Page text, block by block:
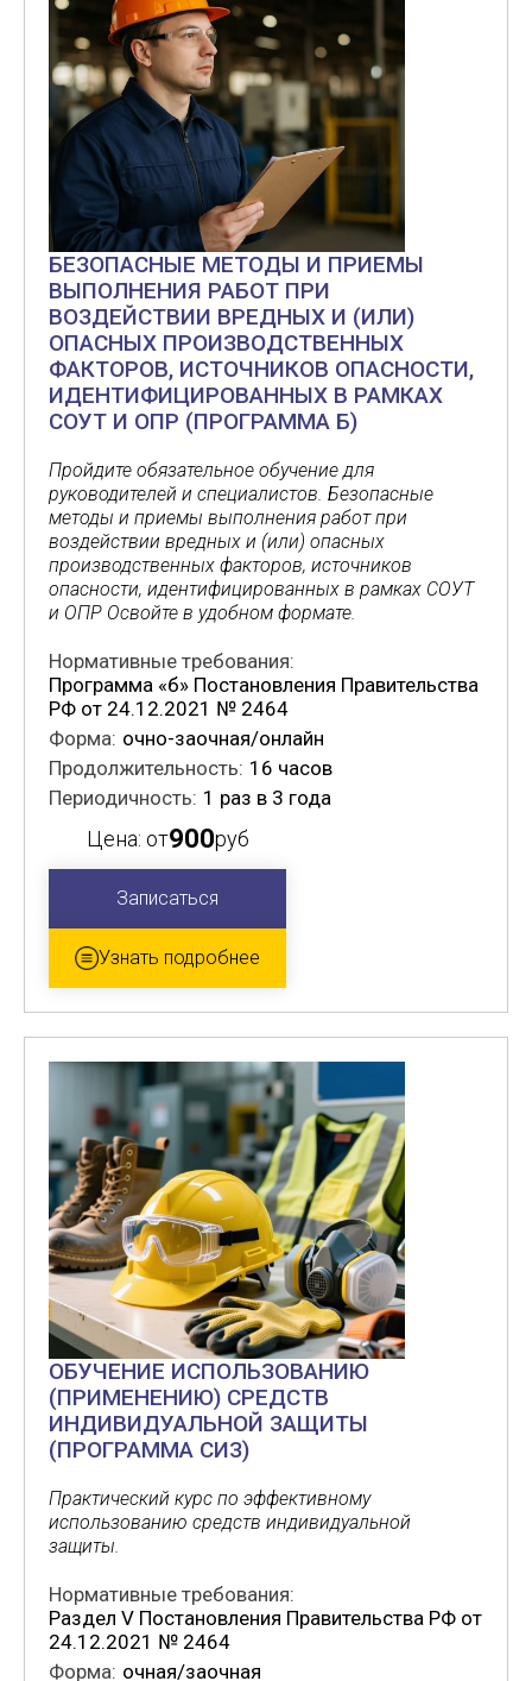
БЕЗОПАСНЫЕ МЕТОДЫ И ПРИЕМЫ
ВЫПОЛНЕНИЯ РАБОТ ПРИ
ВОЗДЕЙСТВИИ ВРЕДНЫХ И (ИЛИ)
ОПАСНЫХ ПРОИЗВОДСТВЕННЫХ
ФАКТОРОВ, ИСТОЧНИКОВ ОПАСНОСТИ,
ИДЕНТИФИЦИРОВАННЫХ В РАМКАХ
СОУТ И ОПР (ПРОГРАММА Б)
Пройдите обязательное обучение для
руководителей и специалистов. Безопасные
методы и приемы выполнения работ при
воздействии вредных и (или) опасных
производственных факторов, источников
опасности, идентифицированных в рамках СОУТ
и ОПР Освойте в удобном формате.
Нормативные требования:
Программа «б» Постановления Правительства
РФ от 24.12.2021 № 2464
Форма: очно-заочная/онлайн
Продолжительность: 16 часов
Периодичность: 1 раз в 3 года
Цена: от900руб
Записаться
Узнать подробнее
ОБУЧЕНИЕ ИСПОЛЬЗОВАНИЮ
(ПРИМЕНЕНИЮ) СРЕДСТВ
ИНДИВИДУАЛЬНОЙ ЗАЩИТЫ
(ПРОГРАММА СИЗ)
Практический курс по эффективному
использованию средств индивидуальной
защиты.
Нормативные требования:
Раздел V Постановления Правительства РФ от
24.12.2021 № 2464
Форма: очная/заочная